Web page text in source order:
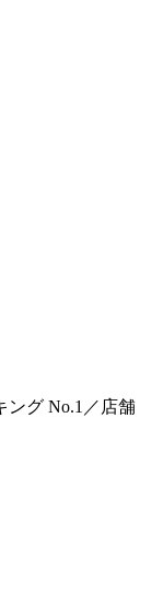
ング No.1／店舗